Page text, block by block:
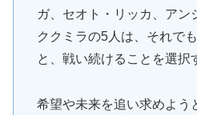
ガ、セオト・リッカ、アン
ククミラの5人は、それで
と、戦い続けることを選択
希望や未来を追い求めよう